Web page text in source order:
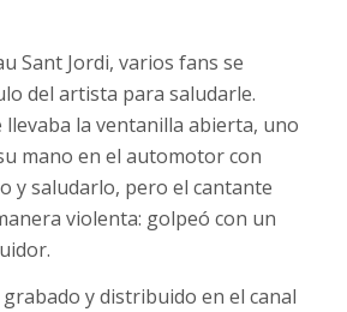
Sant Jordi, varios fans se
del artista para saludarle.
llevaba la ventanilla abierta, uno
mano en el automotor con
y saludarlo, pero el cantante
violenta: golpeó con un
y distribuido en el canal